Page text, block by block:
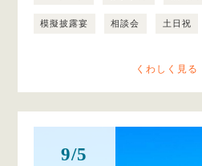
模擬披露宴 相談会 土日祝
くわしく見る
9/5